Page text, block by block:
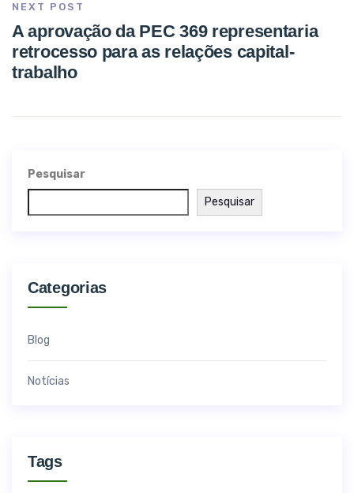
NEXT POST
A aprovação da PEC 369 representaria
retrocesso para as relações capital-
trabalho
Pesquisar
Pesquisar
Categorias
Blog
Notícias
Tags